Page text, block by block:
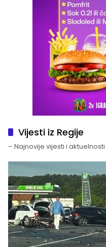
Vijesti iz Regije
– Najnovije vijesti i